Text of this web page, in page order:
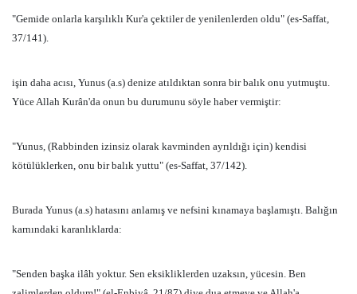
"Gemide onlarla karşılıklı Kur'a çektiler de yenilenlerden oldu" (es-Saffat,
37/141).
işin daha acısı, Yunus (a.s) denize atıldıktan sonra bir balık onu yutmuştu.
Yüce Allah Kurân'da onun bu durumunu söyle haber vermiştir:
"Yunus, (Rabbinden izinsiz olarak kavminden ayrıldığı için) kendisi
kötülüklerken, onu bir balık yuttu" (es-Saffat, 37/142).
Burada Yunus (a.s) hatasını anlamış ve nefsini kınamaya başlamıştı. Balığın
karnındaki karanlıklarda:
"Senden başka ilâh yoktur. Sen eksikliklerden uzaksın, yücesin. Ben